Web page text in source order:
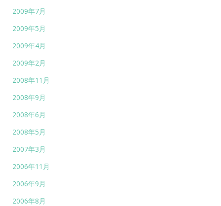
2009年7月
2009年5月
2009年4月
2009年2月
2008年11月
2008年9月
2008年6月
2008年5月
2007年3月
2006年11月
2006年9月
2006年8月